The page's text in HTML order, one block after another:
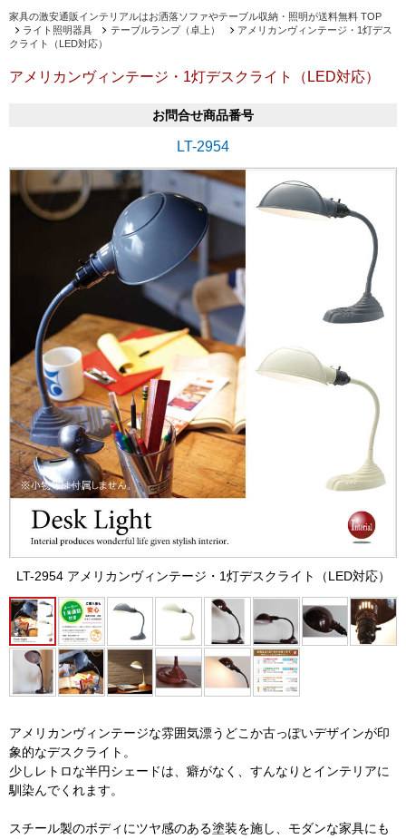
家具の激安通販インテリアルはお洒落ソファやテーブル収納・照明が送料無料 TOP
ライト照明器具
テーブルランプ（卓上）
アメリカンヴィンテージ・1灯デス
クライト（LED対応）
アメリカンヴィンテージ・1灯デスクライト（LED対応）
お問合せ商品番号
LT-2954
LT-2954 アメリカンヴィンテージ・1灯デスクライト（LED対応）
アメリカンヴィンテージな雰囲気漂うどこか古っぽいデザインが印
象的なデスクライト。
少しレトロな半円シェードは、癖がなく、すんなりとインテリアに
馴染んでくれます。
スチール製のボディにツヤ感のある塗装を施し、モダンな家具にも